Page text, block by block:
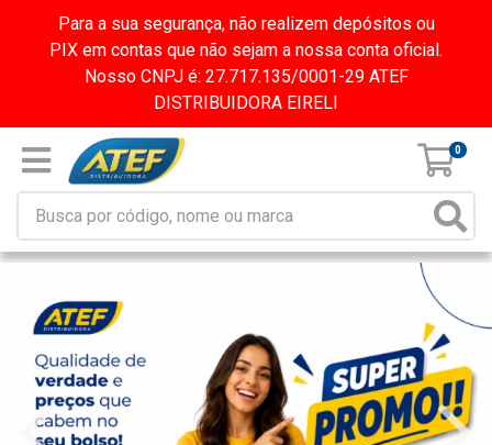
Para a sua segurança, não realizem depósitos ou
PIX em contas que não sejam a nossa conta oficial.
Nosso CNPJ é: 27.717.135/0001-29 ATEF
DISTRIBUIDORA EIRELI
0